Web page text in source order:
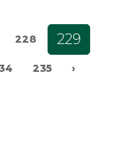
228 229
235 ›